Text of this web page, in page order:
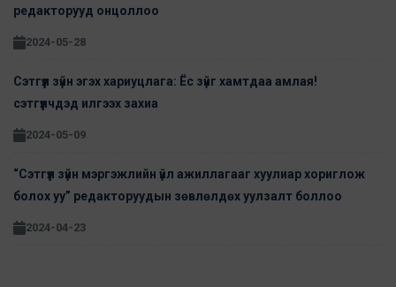
редакторууд онцоллоо
2024-05-28
Сэтгүүл зүйн эгэх хариуцлага: Ёс зүйг хамтдаа амлая!
сэтгүүлчдэд илгээх захиа
2024-05-09
“Сэтгүүл зүйн мэргэжлийн үйл ажиллагааг хуулиар хориглож
болох уу” редакторуудын зөвлөлдөх уулзалт боллоо
2024-04-23